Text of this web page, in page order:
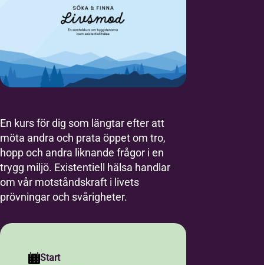
En kurs för dig som längtar efter att
möta andra och prata öppet om tro,
hopp och andra liknande frågor i en
trygg miljö. Existentiell hälsa handlar
om vår motståndskraft i livets
prövningar och svårigheter.
Start